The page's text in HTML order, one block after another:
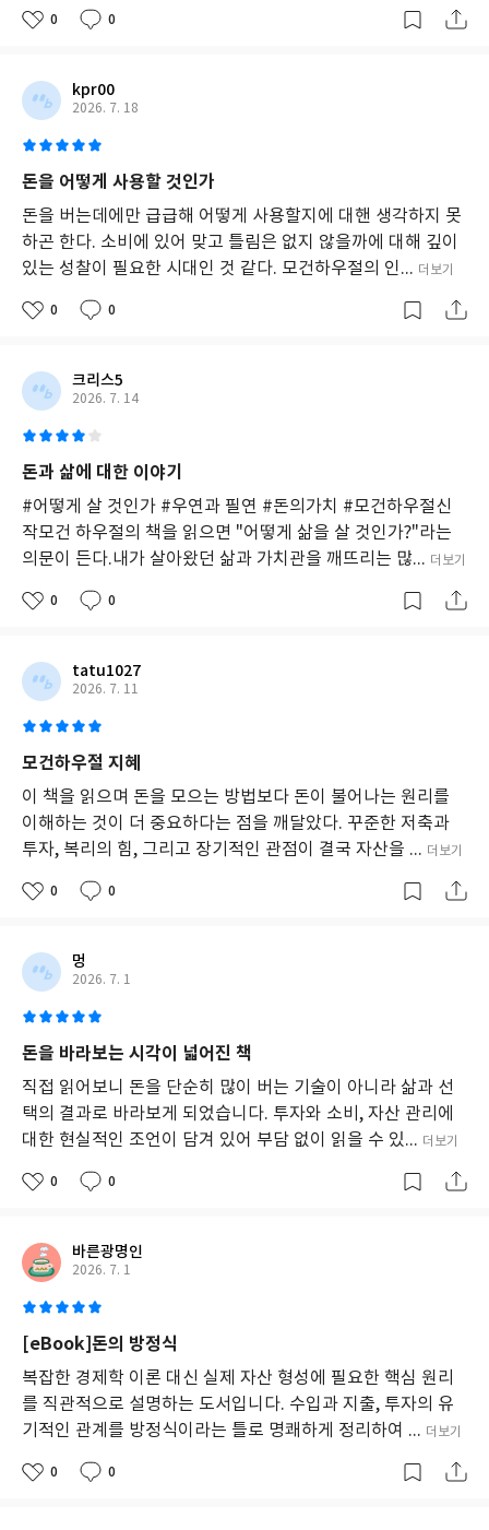
단
수
단
아
니
라
인
생
의
지
대
진
정
자
유
는
돈
에
독
하
이
다.
0 0
kpr00
2026. 7. 18
돈을 어떻게 사용할 것인가
돈을 버는데에만 급급해 어떻게 사용할지에 대핸 생각하지 못
하곤 한다. 소비에 있어 맞고 틀림은 없지 않을까에 대해 깊이
있는 성찰이 필요한 시대인 것 같다. 모건하우절의 인... 더보기
0 0
크리스5
2026. 7. 14
돈과 삶에 대한 이야기
#어떻게 살 것인가 #우연과 필연 #돈의가치 #모건하우절신
작모건 하우절의 책을 읽으면 "어떻게 삶을 살 것인가?"라는
의문이 든다.내가 살아왔던 삶과 가치관을 깨뜨리는 많... 더보기
0 0
tatu1027
2026. 7. 11
모건하우절 지혜
이 책을 읽으며 돈을 모으는 방법보다 돈이 불어나는 원리를
이해하는 것이 더 중요하다는 점을 깨달았다. 꾸준한 저축과
투자, 복리의 힘, 그리고 장기적인 관점이 결국 자산을 ... 더보기
0 0
멍
2026. 7. 1
돈을 바라보는 시각이 넓어진 책
직접 읽어보니 돈을 단순히 많이 버는 기술이 아니라 삶과 선
택의 결과로 바라보게 되었습니다. 투자와 소비, 자산 관리에
대한 현실적인 조언이 담겨 있어 부담 없이 읽을 수 있... 더보기
0 0
바른광명인
2026. 7. 1
[eBook]돈의 방정식
복잡한 경제학 이론 대신 실제 자산 형성에 필요한 핵심 원리
를 직관적으로 설명하는 도서입니다. 수입과 지출, 투자의 유
기적인 관계를 방정식이라는 틀로 명쾌하게 정리하여 ... 더보기
0 0